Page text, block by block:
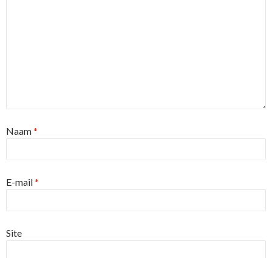
Naam*
E-mail*
Site